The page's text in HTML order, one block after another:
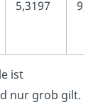
5,3197
ist
nur grob gilt.